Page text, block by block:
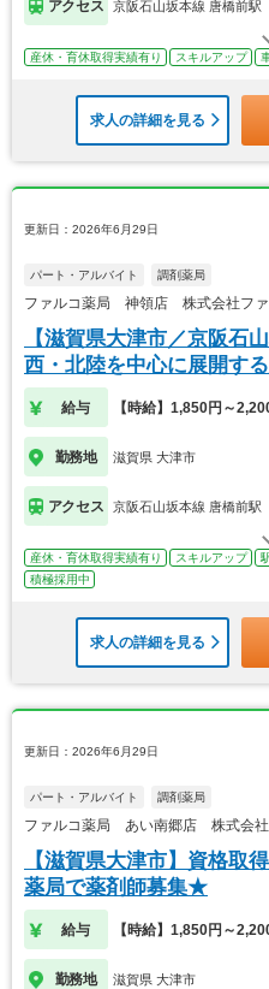
アクセス 京阪石山坂本線 唐橋前駅
産休・育休取得実績有り スキルアップ
求人の詳細を見る
更新日：2026年6月29日
パート・アルバイト 調剤薬局
ファルコ薬局 神領店 株式会社ファ
【滋賀県大津市／京阪石
西・北陸を中心に展開す
募集
給与 【時給】1,850円～
勤務地 滋賀県 大津市
アクセス 京阪石山坂本線 唐橋前駅
産休・育休取得実績有り スキルアップ
積極採用中
求人の詳細を見る
更新日：2026年6月29日
パート・アルバイト 調剤薬局
ファルコ薬局 あい南郷店 株式会社
【滋賀県大津市】資格取
薬局で薬剤師募集★
給与 【時給】1,850円～
勤務地 滋賀県 大津市